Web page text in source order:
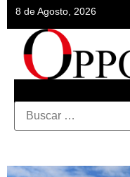
8 de Agosto, 2026